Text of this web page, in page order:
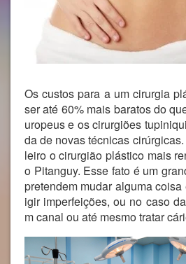
Os custos para a um cirurgia
ser até 60% mais baratos do
uropeus e os cirurgiões
da de novas técnicas
leiro o cirurgião plástico mais
o Pitanguy. Esse fato é um
pretendem mudar alguma
igir imperfeições, ou no caso
m canal ou até mesmo tratar